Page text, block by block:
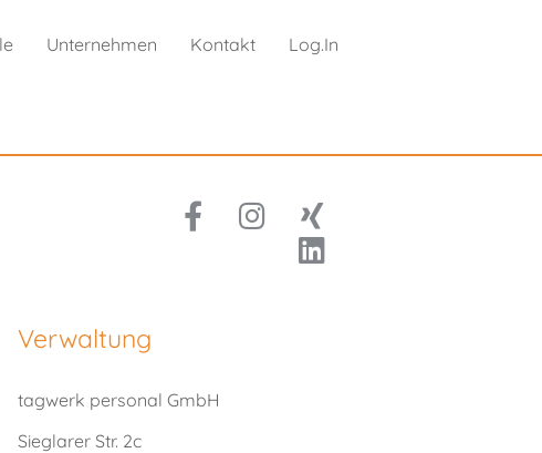
Unternehmen Kontakt Log.In
Verwaltung
tagwerk personal GmbH
Sieglarer Str. 2c